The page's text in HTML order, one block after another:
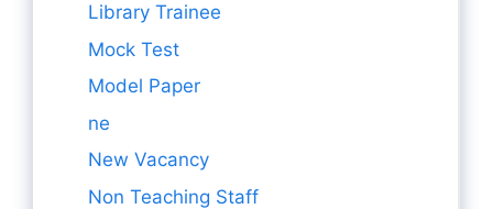
Library Trainee
Mock Test
Model Paper
ne
New Vacancy
Non Teaching Staff